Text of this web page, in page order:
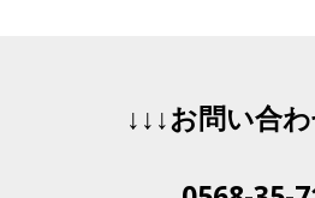
↓↓↓お問い合